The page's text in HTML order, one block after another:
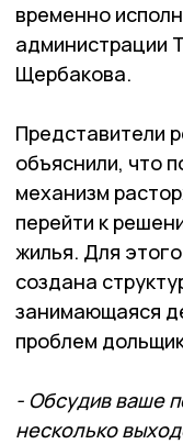
временно
администрации
Щербакова.
Представители
объяснили, что
механизм
перейти к
жилья. Для
создана
занимающаяся
проблем
- Обсудив ваше
несколько